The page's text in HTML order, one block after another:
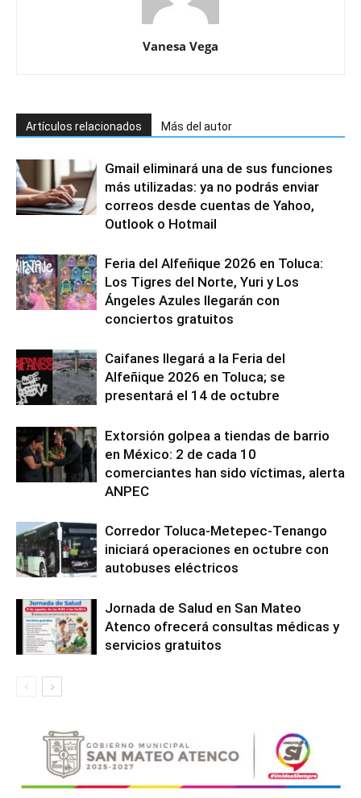
Vanesa Vega
Artículos relacionados Más del autor
Gmail eliminará una de sus funciones
más utilizadas: ya no podrás enviar
correos desde cuentas de Yahoo,
Outlook o Hotmail
Feria del Alfeñique 2026 en Toluca:
Los Tigres del Norte, Yuri y Los
Ángeles Azules llegarán con
conciertos gratuitos
Caifanes llegará a la Feria del
Alfeñique 2026 en Toluca; se
presentará el 14 de octubre
Extorsión golpea a tiendas de barrio
en México: 2 de cada 10
comerciantes han sido víctimas, alerta
ANPEC
Corredor Toluca-Metepec-Tenango
iniciará operaciones en octubre con
autobuses eléctricos
Jornada de Salud en San Mateo
Atenco ofrecerá consultas médicas y
servicios gratuitos